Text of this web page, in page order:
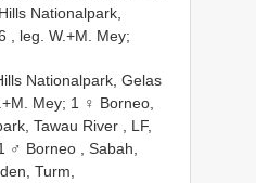
Nationalpark,
, leg. W.+M. Mey;
Nationalpark, Gelas
Mey; 1 ♀ Borneo,
Tawau River , LF,
♂ Borneo , Sabah,
Turm,